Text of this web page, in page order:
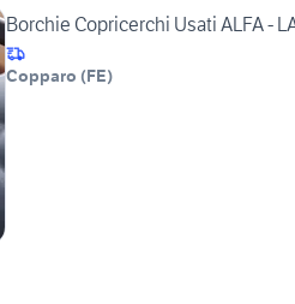
Borchie Copricerchi Usati ALFA -
Copparo (FE)